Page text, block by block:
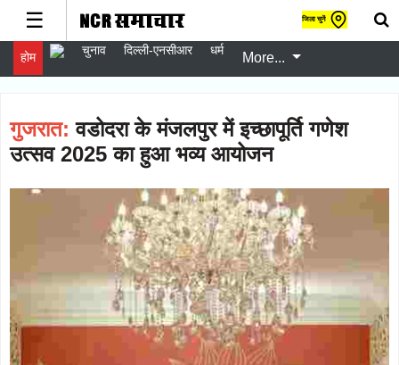
एनसीआर
Follow
स्वास्थ्य
☰ जिला चुनें
होम चुनाव दिल्ली-एनसीआर धर्म More...
गुजरात:वडोदरा के मंजलपुर में इच्छापूर्ति गणेश
उत्सव 2025 का हुआ भव्य आयोजन